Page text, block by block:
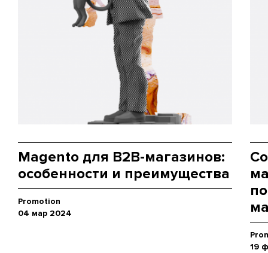
Magento для B2B-магазинов:
особенности и преимущества
Promotion
04 мар 2024
19